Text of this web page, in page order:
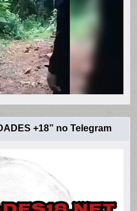
+18” no Telegram